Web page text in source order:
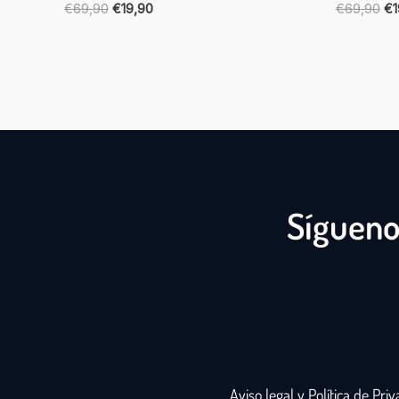
€69,90 €19,90 €69,90 €
Aviso legal y Política de